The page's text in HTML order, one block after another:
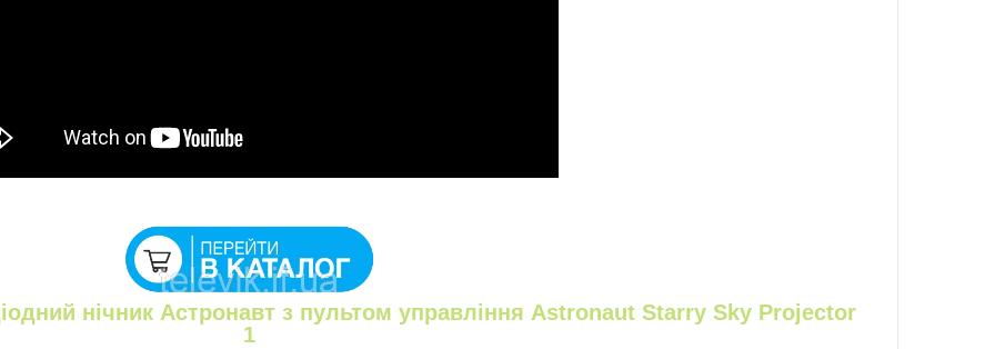
нічник Астронавт з пультом управління Astronaut Starry Sky Projector
1